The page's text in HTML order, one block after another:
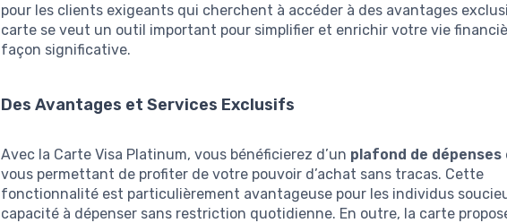
pour les clients exigeants qui cherchent à accéder à des avantages
carte se veut un outil important pour simplifier et enrichir votre vie
façon significative.
Des Avantages et Services Exclusifs
Avec la Carte Visa Platinum, vous bénéficierez d’un plafond de dépenses
vous permettant de profiter de votre pouvoir d’achat sans tracas. Cette
fonctionnalité est particulièrement avantageuse pour les individus
capacité à dépenser sans restriction quotidienne. En outre, la carte